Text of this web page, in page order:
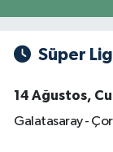
Süper
14 Ağustos,
Galatasaray -